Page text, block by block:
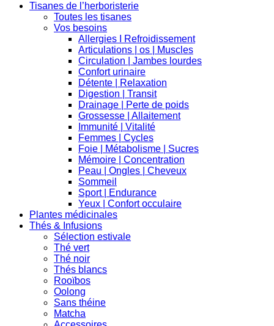
Tisanes de l’herboristerie
Toutes les tisanes
Vos besoins
Allergies I Refroidissement
Articulations | os | Muscles
Circulation | Jambes lourdes
Confort urinaire
Détente | Relaxation
Digestion | Transit
Drainage | Perte de poids
Grossesse | Allaitement
Immunité | Vitalité
Femmes | Cycles
Foie | Métabolisme | Sucres
Mémoire | Concentration
Peau | Ongles | Cheveux
Sommeil
Sport | Endurance
Yeux | Confort occulaire
Plantes médicinales
Thés & Infusions
Sélection estivale
Thé vert
Thé noir
Thés blancs
Rooïbos
Oolong
Sans théine
Matcha